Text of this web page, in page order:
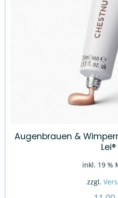
Augenbrauen &
Lei®
inkl. 19 %
zzgl.